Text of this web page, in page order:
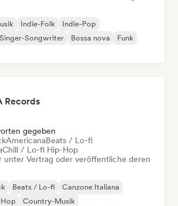
Indie-Folk
Indie-Pop
Singer-Songwriter Bossa nova
Funk
Records
gegeben
AmericanaBeats / Lo-fi
Chill / Lo-fi Hip-Hop
unter Vertrag oder veröffentliche deren
Beats / Lo-fi
Canzone Italiana
Country-Musik